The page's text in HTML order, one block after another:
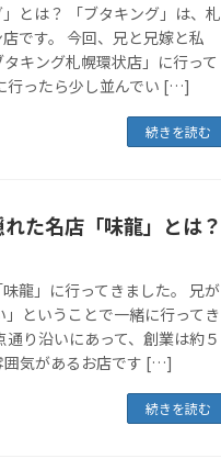
とは？ 「ブタキング」は、札
です。 今回、兄と兄嫁と私
キング札幌環状店」に行って
行ったら少し並んでい […]
続きを読む
れた名店「味龍」とは？
龍」に行ってきました。 兄が
ということで一緒に行ってき
り沿いにあって、創業は約５
囲気があるお店です […]
続きを読む